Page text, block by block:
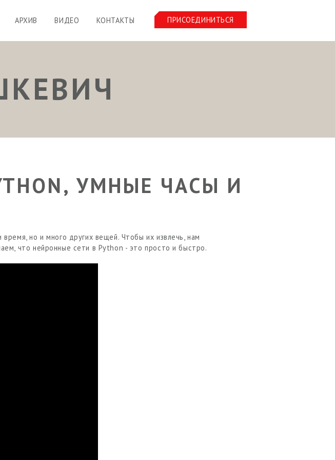
ПРИСОЕДИНИТЬСЯ
АРХИВ ВИДЕО КОНТАКТЫ
УМНЫЕ ЧАСЫ И
но и много других вещей. Чтобы их извлечь, нам
что нейронные сети в Python - это просто и быстро.